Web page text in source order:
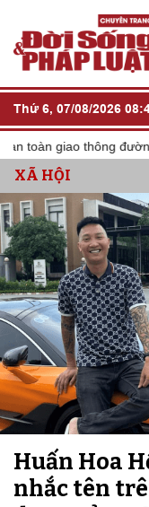
Thứ 6, 07/08/2026
giao thông đường bộ
XÃ HỘI
Huấn Hoa
nhắc tên